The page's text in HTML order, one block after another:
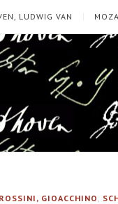
LUDWIG VAN
ROSSINI, GIOACCHINO ,